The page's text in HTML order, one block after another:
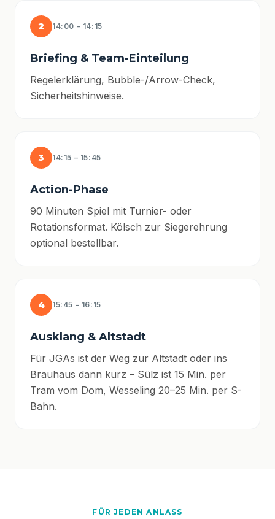
2 14:00 – 14:15
Briefing & Team-Einteilung
Regelerklärung, Bubble-/Arrow-Check,
Sicherheitshinweise.
3 14:15 – 15:45
Action-Phase
90 Minuten Spiel mit Turnier- oder
Rotationsformat. Kölsch zur Siegerehrung
optional bestellbar.
4 15:45 – 16:15
Ausklang & Altstadt
Für JGAs ist der Weg zur Altstadt oder ins
Brauhaus dann kurz – Sülz ist 15 Min. per
Tram vom Dom, Wesseling 20–25 Min. per S-
Bahn.
FÜR JEDEN ANLASS